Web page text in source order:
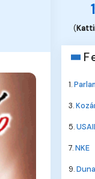
(
1.
3.
5.
7.NKE
9.